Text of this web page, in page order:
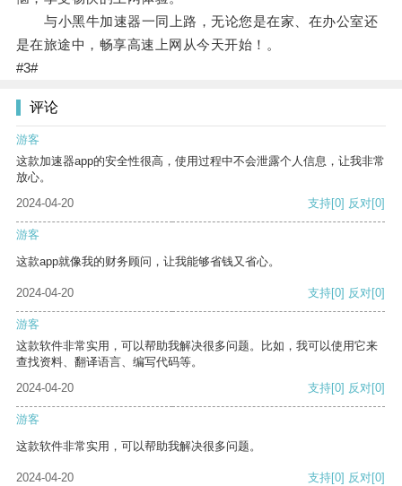
与小黑牛加速器一同上路，无论您是在家、在办公室还
是在旅途中，畅享高速上网从今天开始！。
#3#
评论
游客
这款加速器app的安全性很高，使用过程中不会泄露个人信息，让我非常
放心。
2024-04-20
支持[0] 反对[0]
游客
这款app就像我的财务顾问，让我能够省钱又省心。
2024-04-20 支持[0] 反对[0]
游客
这款软件非常实用，可以帮助我解决很多问题。比如，我可以使用它来
查找资料、翻译语言、编写代码等。
2024-04-20
支持[0] 反对[0]
游客
这款软件非常实用，可以帮助我解决很多问题。
2024-04-20 支持[0] 反对[0]